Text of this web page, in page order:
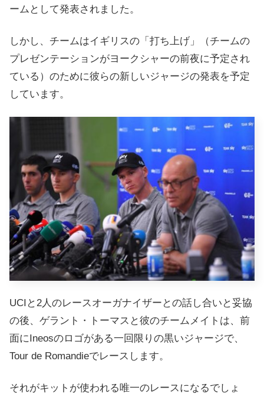
ームとして発表されました。
しかし、チームはイギリスの「打ち上げ」（チームの
プレゼンテーションがヨークシャーの前夜に予定され
ている）のために彼らの新しいジャージの発表を予定
しています。
UCIと2人のレースオーガナイザーとの話し合いと妥協
の後、ゲラント・トーマスと彼のチームメイトは、前
面にIneosのロゴがある一回限りの黒いジャージで、
Tour de Romandieでレースします。
それがキットが使われる唯一のレースになるでしょ